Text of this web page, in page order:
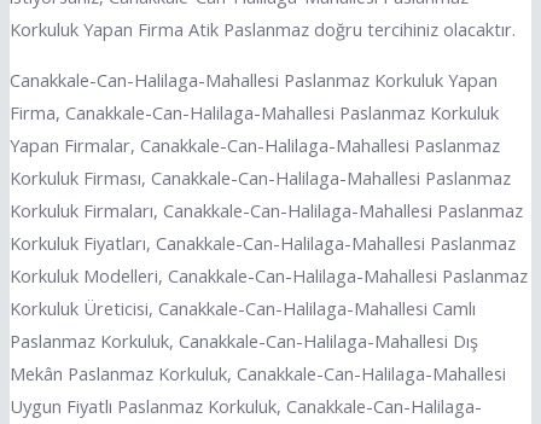
Korkuluk Yapan Firma Atik Paslanmaz doğru tercihiniz olacaktır.
Canakkale-Can-Halilaga-Mahallesi Paslanmaz Korkuluk Yapan
Firma, Canakkale-Can-Halilaga-Mahallesi Paslanmaz Korkuluk
Yapan Firmalar, Canakkale-Can-Halilaga-Mahallesi Paslanmaz
Korkuluk Firması, Canakkale-Can-Halilaga-Mahallesi Paslanmaz
Korkuluk Firmaları, Canakkale-Can-Halilaga-Mahallesi Paslanmaz
Korkuluk Fiyatları, Canakkale-Can-Halilaga-Mahallesi Paslanmaz
Korkuluk Modelleri, Canakkale-Can-Halilaga-Mahallesi Paslanmaz
Korkuluk Üreticisi, Canakkale-Can-Halilaga-Mahallesi Camlı
Paslanmaz Korkuluk, Canakkale-Can-Halilaga-Mahallesi Dış
Mekân Paslanmaz Korkuluk, Canakkale-Can-Halilaga-Mahallesi
Uygun Fiyatlı Paslanmaz Korkuluk, Canakkale-Can-Halilaga-